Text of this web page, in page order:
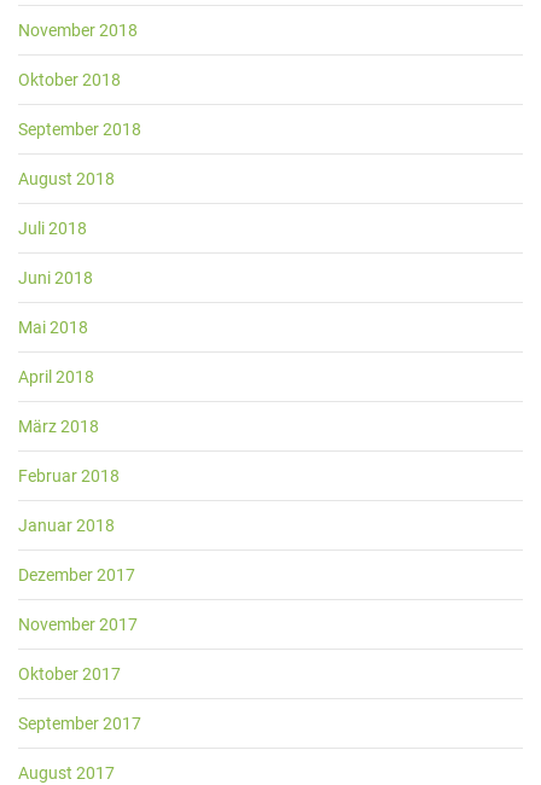
November 2018
Oktober 2018
September 2018
August 2018
Juli 2018
Juni 2018
Mai 2018
April 2018
März 2018
Februar 2018
Januar 2018
Dezember 2017
November 2017
Oktober 2017
September 2017
August 2017